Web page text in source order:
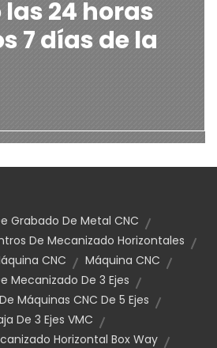
24 horas
7 días de la
Grabado De Metal CNC
De Mecanizado Horizontales
CNC
Máquina CNC
Mecanizado De 3 Ejes
Máquinas CNC De 5 Ejes
De 3 Ejes VMC
Horizontal Box Way